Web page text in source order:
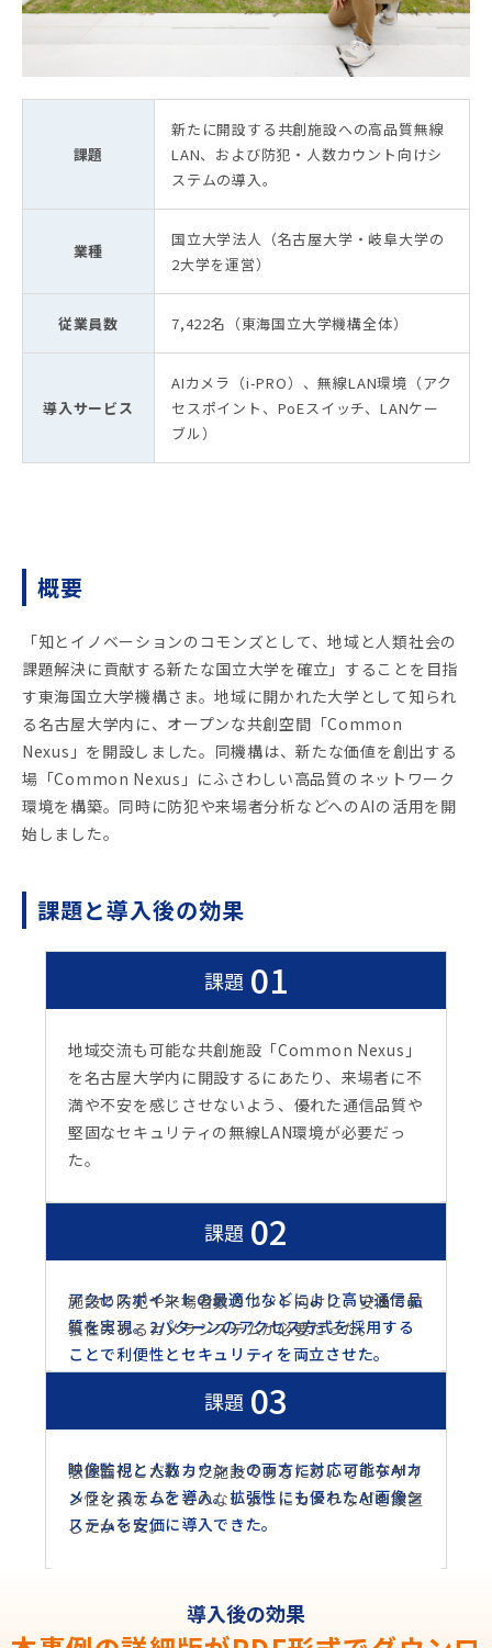
課題
新たに開設する共創施設への高品質無線
LAN、および防犯・人数カウント向けシ
ステムの導入。
業種
国立大学法人（名古屋大学・岐阜大学の
2大学を運営）
従業員数 7,422名（東海国立大学機構全体）
導入サービス
AIカメラ（i-PRO）、無線LAN環境（アク
セスポイント、PoEスイッチ、LANケー
ブル）
概要
「知とイノベーションのコモンズとして、地域と人類社会の
課題解決に貢献する新たな国立大学を確立」することを目指
す東海国立大学機構さま。地域に開かれた大学として知られ
る名古屋大学内に、オープンな共創空間「Common
Nexus」を開設しました。同機構は、新たな価値を創出する
場「Common Nexus」にふさわしい高品質のネットワーク
環境を構築。同時に防犯や来場者分析などへのAIの活用を開
始しました。
課題と導入後の効果
課題 01
地域交流も可能な共創施設「Common Nexus」
を名古屋大学内に開設するにあたり、来場者に不
満や不安を感じさせないよう、優れた通信品質や
堅固なセキュリティの無線LAN環境が必要だっ
た。
導入後の効果
アクセスポイントの最適化などにより高い通信品
質を実現。2パターンのアクセス方式を採用する
ことで利便性とセキュリティを両立させた。
課題 02
施設の防犯や来場者数カウント向けに、安価で拡
張性のあるカメラシステムが必要だった。
導入後の効果
映像監視と人数カウントの両方に対応可能なAIカ
メラシステムを導入。拡張性にも優れたAI画像シ
ステムを安価に導入できた。
課題 03
意匠面にこだわった施設であるため、そのデザイ
ン性を損なうことのないようにカメラなどを設置
したかった。
導入後の効果